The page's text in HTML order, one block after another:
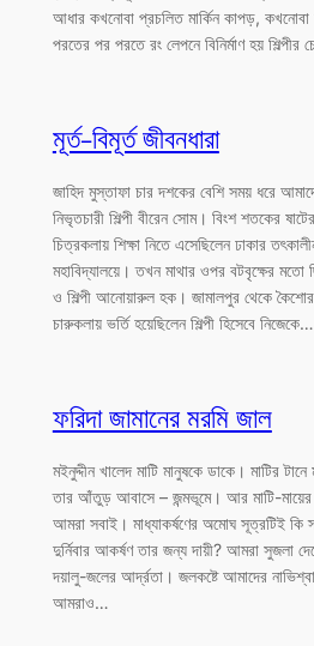
আধার কখনোবা প্রচলিত মার্কিন কাপড়,
পরতের পর পরতে রং লেপনে বিনির্মাণ হয়
মূর্ত-বিমূর্ত জীবনধারা
জাহিদ মুস্তাফা চার দশকের বেশি সময় ধরে
নিভৃতচারী শিল্পী বীরেন সোম। বিংশ শতকের
চিত্রকলায় শিক্ষা নিতে এসেছিলেন ঢাকার
মহাবিদ্যালয়ে। তখন মাথার ওপর বটবৃক্ষের মতো
ও শিল্পী আনোয়ারুল হক। জামালপুর থেকে
চারুকলায় ভর্তি হয়েছিলেন শিল্পী হিসেবে নিজেকে…
ফরিদা জামানের মরমি জাল
মইনুদ্দীন খালেদ মাটি মানুষকে ডাকে। মাটির
তার আঁতুড় আবাসে – জন্মভূমে। আর মাটি-মায়ের
আমরা সবাই। মাধ্যাকর্ষণের অমোঘ সূত্রটিই কি
দুর্নিবার আকর্ষণ তার জন্য দায়ী? আমরা সুজলা
দয়ালু-জলের আর্দ্রতা। জলকষ্টে আমাদের
আমরাও…